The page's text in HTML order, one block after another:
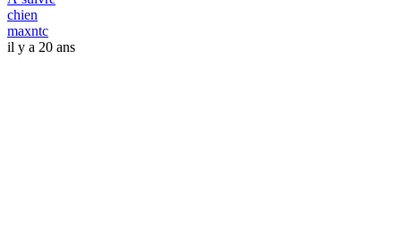
chien
maxntc
il y a 20 ans